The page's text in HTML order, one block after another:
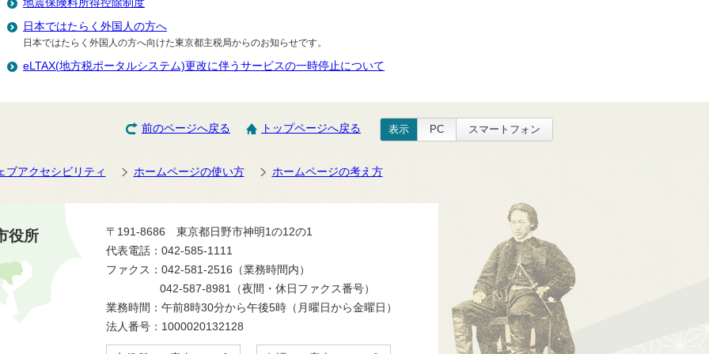
地震保険料所得控除制度
日本ではたらく外国人の方へ
日本ではたらく外国人の方へ向けた東京都主税局からのお知らせです。
eLTAX(地方税ポータルシステム)更改に伴うサービスの一時停止について
前のページへ戻る トップページへ戻る 表示 PC スマートフォン
ブアクセシビリティ ホームページの使い方 ホームページの考え方
役所
〒191-8686 東京都日野市神明1の12の1
代表電話：042-585-1111
ファクス：042-581-2516（業務時間内）
042-587-8981（夜間・休日ファクス番号）
業務時間：午前8時30分から午後5時（月曜日から金曜日）
法人番号：1000020132128